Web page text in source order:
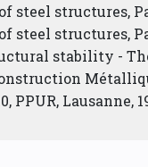
steel structures,
steel structures,
stability -
PPUR, Lausanne,